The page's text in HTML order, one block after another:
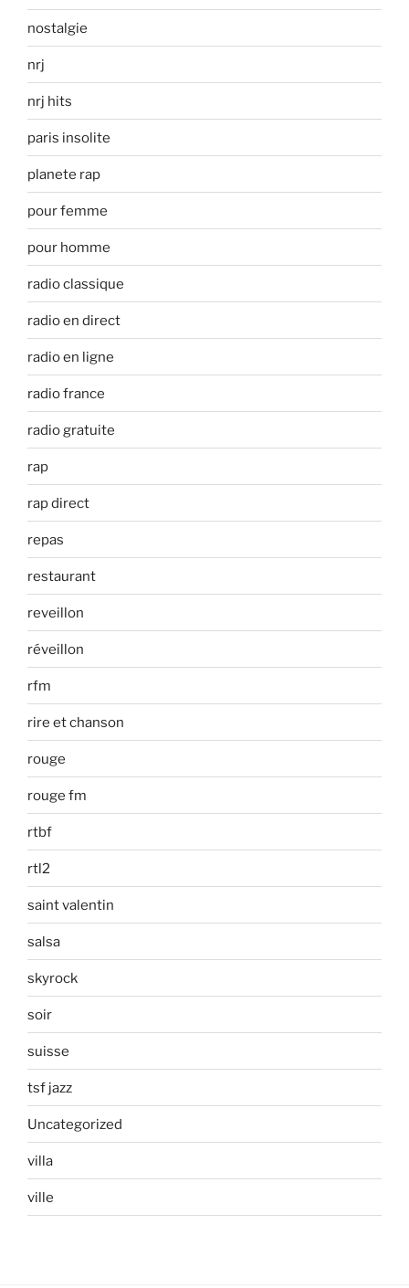
nostalgie
nrj
nrj hits
paris insolite
planete rap
pour femme
pour homme
radio classique
radio en direct
radio en ligne
radio france
radio gratuite
rap
rap direct
repas
restaurant
reveillon
réveillon
rfm
rire et chanson
rouge
rouge fm
rtbf
rtl2
saint valentin
salsa
skyrock
soir
suisse
tsf jazz
Uncategorized
villa
ville